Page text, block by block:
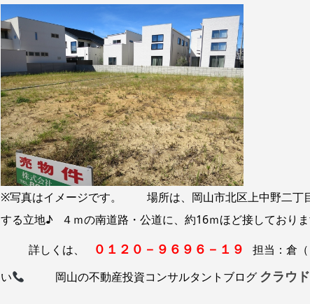
※写真はイメージです。 場所は、岡山市北区上中野二丁
する立地♪ ４ｍの南道路・公道に、約16ｍほど接しており
詳しくは、
０１２０－９６９６－１９
担当：倉
い
岡山の不動産投資コンサルタントブログ クラウ